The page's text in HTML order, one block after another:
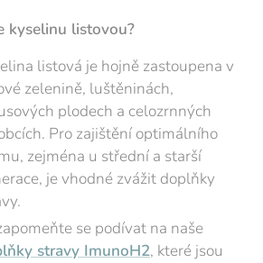
kyselinu listovou?
listová je hojně zastoupena v
zelenině, luštěninách,
plodech a celozrnných
Pro zajištění optimálního
zejména u střední a starší
je vhodné zvážit doplňky
se podívat na naše
stravy ImunoH2, které jsou